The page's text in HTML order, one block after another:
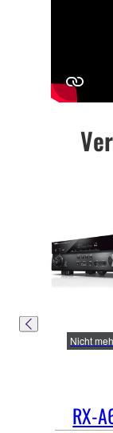
RX-
Nicht